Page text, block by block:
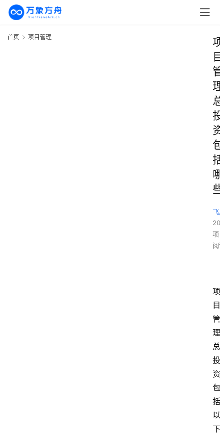
首页 项目管理
项
目
管
理
总
投
资
包
括
以
下